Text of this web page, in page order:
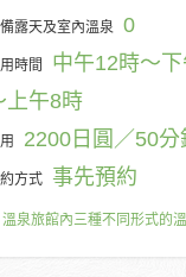
露天及室內溫泉 0
時間
中午12時～
上午8時
2200日圓／50分
方式 事先預約
溫泉旅館內三種不同形式的